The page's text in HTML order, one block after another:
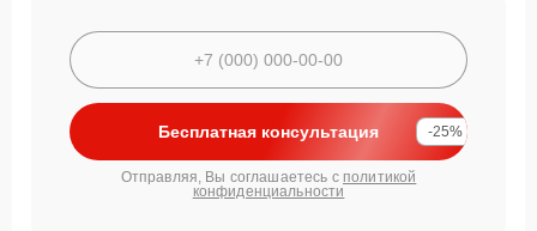
Бесплатная консультация -25%
Отправляя, Вы соглашаетесь с политикой
конфиденциальности